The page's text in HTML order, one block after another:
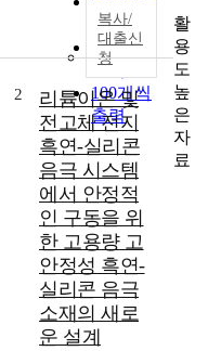
관순
출력
50개씩
출력
100개씩
출력
복사/
대출신
청
2
리튬이온 및
전고체 전지
흑연-실리콘
음극 시스템
에서 안정적
인 구동을 위
한 고용량 고
안정성 흑연-
실리콘 음극
소재의 새로
운 설계
활
용
도
높
은
자
료